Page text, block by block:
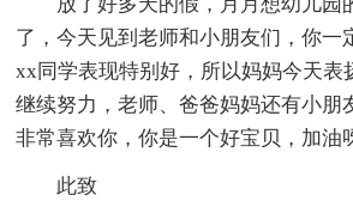
了，今天见到老师和小朋友们，你一
xx同学表现特别好，所以妈妈今天表
继续努力，老师、爸爸妈妈还有小朋
非常喜欢你，你是一个好宝贝，加油
此致